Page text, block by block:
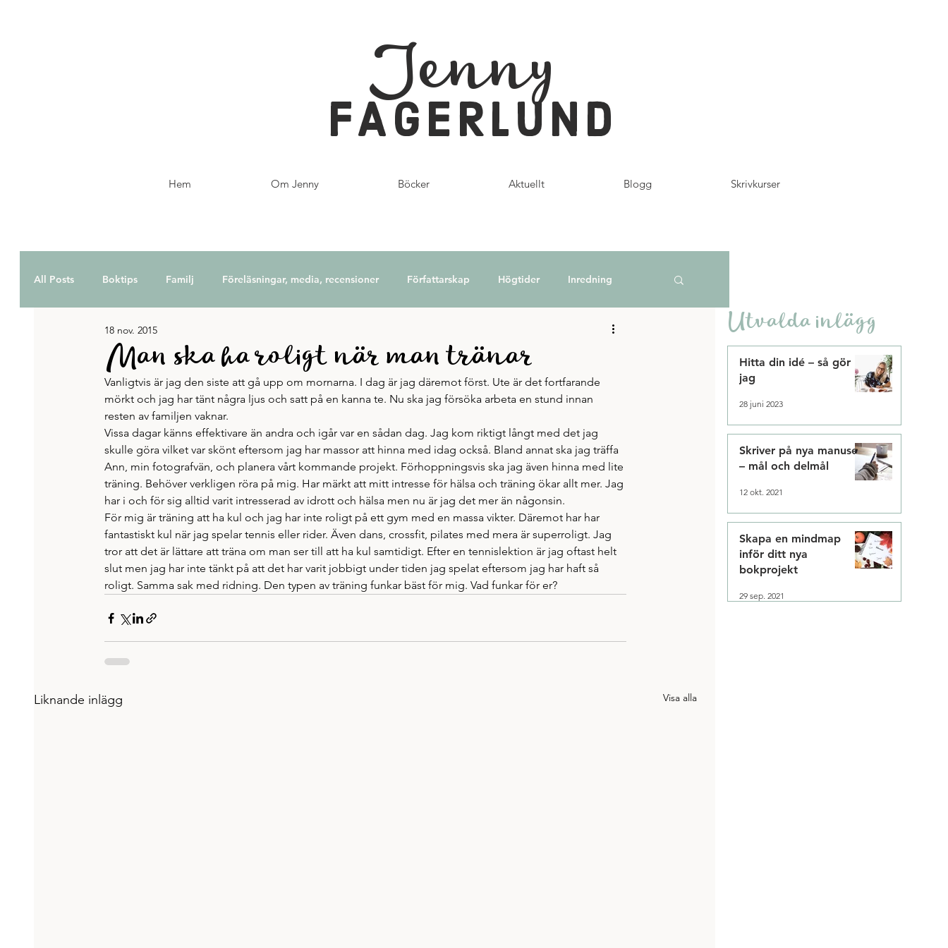
Jenny
FAGERLUND
Hem Om Jenny Böcker Aktuellt Blogg Skrivkurser
All Posts Boktips Familj Föreläsningar, media, recensioner Författarskap Högtider Inredning
Jennys böcker Karriär & jobb Skrivskola
Träning och hälsa Veckans lista Skrivande
Man ska ha roligt när man tränar
18 nov. 2015
Vanligtvis är jag den siste att gå upp om mornarna. I dag är jag däremot först. Ute är det fortfarande
mörkt och jag har tänt några ljus och satt på en kanna te. Nu ska jag försöka arbeta en stund innan
resten av familjen vaknar.
Vissa dagar känns effektivare än andra och igår var en sådan dag. Jag kom riktigt långt med det jag
skulle göra vilket var skönt eftersom jag har massor att hinna med idag också. Bland annat ska jag träffa
Ann, min fotografvän, och planera vårt kommande projekt. Förhoppningsvis ska jag även hinna med lite
träning. Behöver verkligen röra på mig. Har märkt att mitt intresse för hälsa och träning ökar allt mer. Jag
har i och för sig alltid varit intresserad av idrott och hälsa men nu är jag det mer än någonsin.
För mig är träning att ha kul och jag har inte roligt på ett gym med en massa vikter. Däremot har har
fantastiskt kul när jag spelar tennis eller rider. Även dans, crossfit, pilates med mera är superroligt. Jag
tror att det är lättare att träna om man ser till att ha kul samtidigt. Efter en tennislektion är jag oftast helt
slut men jag har inte tänkt på att det har varit jobbigt under tiden jag spelat eftersom jag har haft så
roligt. Samma sak med ridning. Den typen av träning funkar bäst för mig. Vad funkar för er?
Liknande inlägg Visa alla
Utvalda inlägg
Hitta din idé – så gör
jag
28 juni 2023
Skriver på nya manuset
– mål och delmål
12 okt. 2021
Skapa en mindmap
inför ditt nya
bokprojekt
29 sep. 2021